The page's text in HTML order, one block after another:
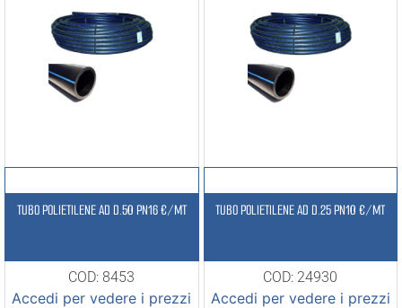
TUBO POLIETILENE AD D.50 PN16 €/MT
COD: 8453
Accedi per vedere i prezzi
TUBO POLIETILENE AD D.25 PN10 €/MT
COD: 24930
Accedi per vedere i prezzi